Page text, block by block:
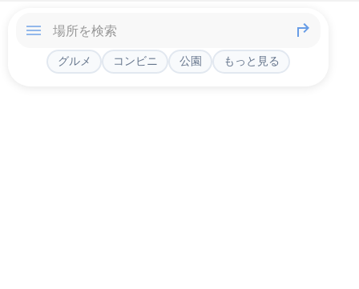
グルメ コンビニ 公園 もっと見る